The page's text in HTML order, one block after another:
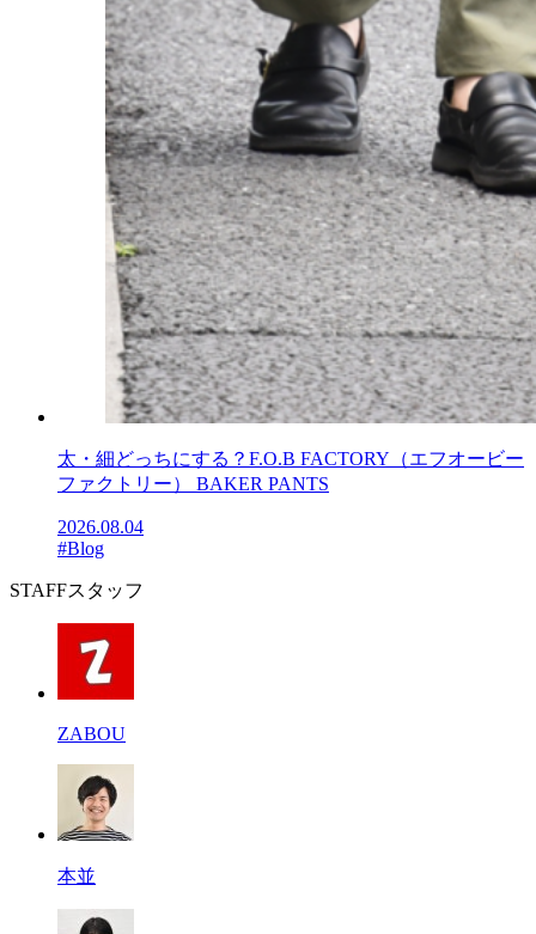
太・細どっちにする？F.O.B FACTORY（エフオービー
ファクトリー） BAKER PANTS
2026.08.04
#Blog
STAFFスタッフ
ZABOU
本並